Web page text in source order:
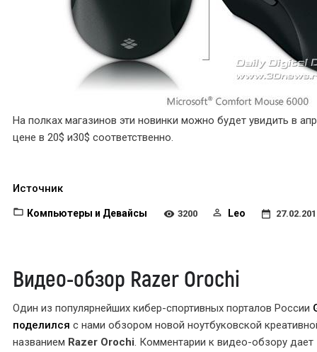
На полках магазинов эти новинки можно будет увидить в
цене в 20$ и30$ соответственно.
Источник
Компьютеры и Девайсы 3200 Leo
Видео-обзор Razer Orochi
Один из популярнейших кибер-спортивных порталов России
поделился с нами обзором новой ноутбуковской
названием Razer Orochi. Комментарии к видео-обзору дает